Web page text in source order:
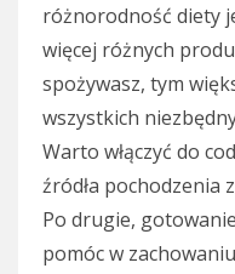
różnorodność diety
więcej różnych
spożywasz, tym
wszystkich
Warto włączyć do
źródła pochodzenia
Po drugie,
pomóc w